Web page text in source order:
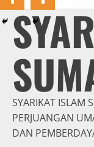
SYARIKAT ISLAM
PERJUANGAN
DAN